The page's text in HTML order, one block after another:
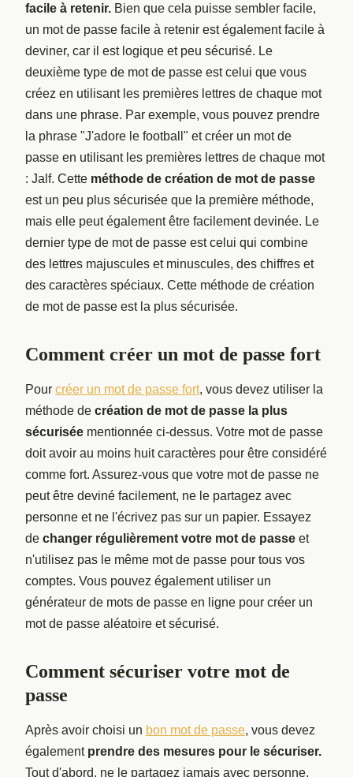
facile à retenir. Bien que cela puisse sembler facile,
un mot de passe facile à retenir est également facile à
deviner, car il est logique et peu sécurisé. Le
deuxième type de mot de passe est celui que vous
créez en utilisant les premières lettres de chaque mot
dans une phrase. Par exemple, vous pouvez prendre
la phrase "J'adore le football" et créer un mot de
passe en utilisant les premières lettres de chaque mot
: Jalf. Cette méthode de création de mot de passe
est un peu plus sécurisée que la première méthode,
mais elle peut également être facilement devinée. Le
dernier type de mot de passe est celui qui combine
des lettres majuscules et minuscules, des chiffres et
des caractères spéciaux. Cette méthode de création
de mot de passe est la plus sécurisée.
Comment créer un mot de passe fort
Pour créer un mot de passe fort, vous devez utiliser la
méthode de création de mot de passe la plus
sécurisée mentionnée ci-dessus. Votre mot de passe
doit avoir au moins huit caractères pour être considéré
comme fort. Assurez-vous que votre mot de passe ne
peut être deviné facilement, ne le partagez avec
personne et ne l'écrivez pas sur un papier. Essayez
de changer régulièrement votre mot de passe et
n'utilisez pas le même mot de passe pour tous vos
comptes. Vous pouvez également utiliser un
générateur de mots de passe en ligne pour créer un
mot de passe aléatoire et sécurisé.
Comment sécuriser votre mot de
passe
Après avoir choisi un bon mot de passe, vous devez
égalementprendre des mesures pour le sécuriser.
Tout d'abord, ne le partagez jamais avec personne,